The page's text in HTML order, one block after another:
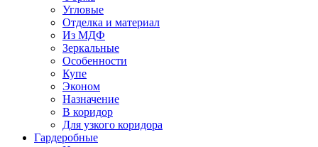
Угловые
Отделка и материал
Из МДФ
Зеркальные
Особенности
Купе
Эконом
Назначение
В коридор
Для узкого коридора
Гардеробные